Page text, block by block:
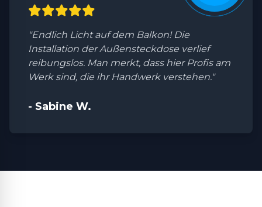
"Endlich Licht auf dem Balkon! Die
Installation der Außensteckdose verlief
reibungslos. Man merkt, dass hier Profis am
Werk sind, die ihr Handwerk verstehen."
- Sabine W.